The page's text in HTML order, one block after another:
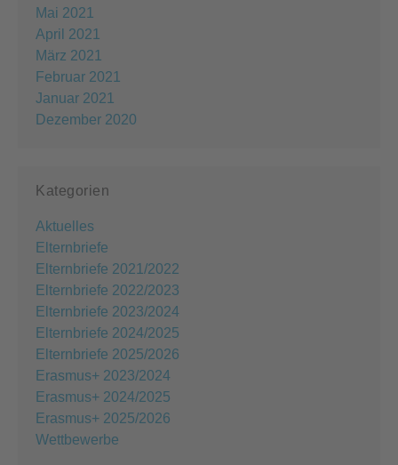
Mai 2021
April 2021
März 2021
Februar 2021
Januar 2021
Dezember 2020
Kategorien
Aktuelles
Elternbriefe
Elternbriefe 2021/2022
Elternbriefe 2022/2023
Elternbriefe 2023/2024
Elternbriefe 2024/2025
Elternbriefe 2025/2026
Erasmus+ 2023/2024
Erasmus+ 2024/2025
Erasmus+ 2025/2026
Wettbewerbe